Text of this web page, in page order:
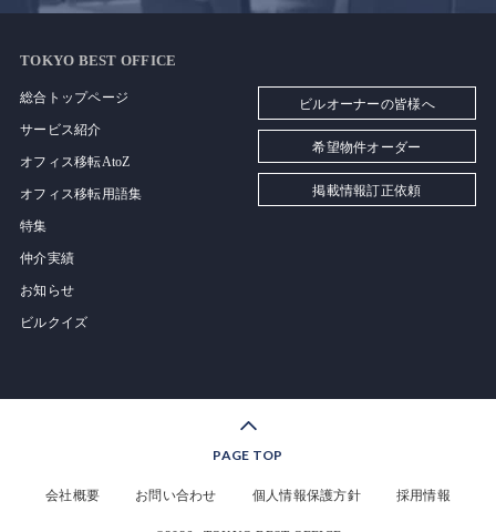
TOKYO BEST OFFICE
総合トップページ
サービス紹介
オフィス移転AtoZ
オフィス移転用語集
特集
仲介実績
お知らせ
ビルクイズ
ビルオーナーの皆様へ
希望物件オーダー
掲載情報訂正依頼
PAGE TOP
会社概要 お問い合わせ 個人情報保護方針 採用情報